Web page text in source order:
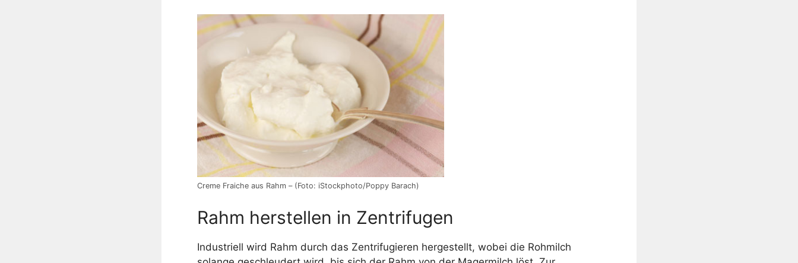
Creme Fraiche aus Rahm – (Foto: iStockphoto/Poppy Barach)
Rahm herstellen in Zentrifugen
Industriell wird Rahm durch das Zentrifugieren hergestellt, wobei die Rohmilch